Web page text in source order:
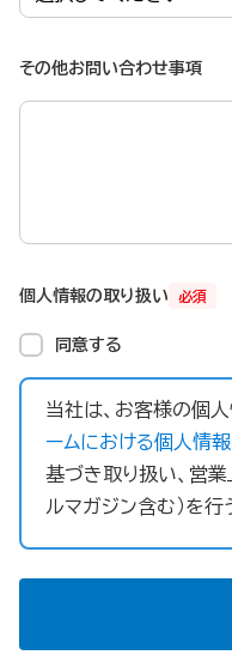
その他お問い合わせ事項
必須
個人情報の取り扱い
同意する
当社は、お客様の個人
ームにおける個人情報
基づき取り扱い、営業
ルマガジン含む）を行